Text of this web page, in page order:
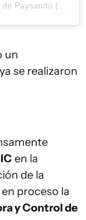
un
se realizaron
en la
de la
proceso la
y Control de